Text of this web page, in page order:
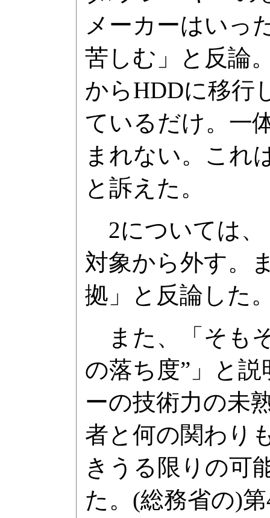
メーカーはいっ
苦しむ」と反論
からHDDに移行
ているだけ。一
まれない。これ
と訴えた。
2については、
対象から外す。
拠」と反論した
また、「そも
の落ち度”」と
ーの技術力の未
者と何の関わり
きうる限りの可
た。(総務省の)